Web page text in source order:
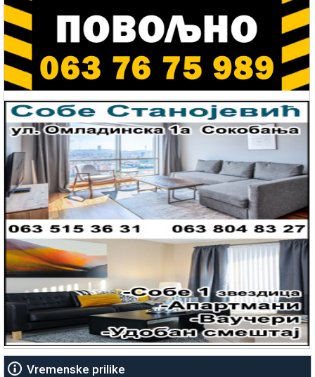
Vremenske prilike